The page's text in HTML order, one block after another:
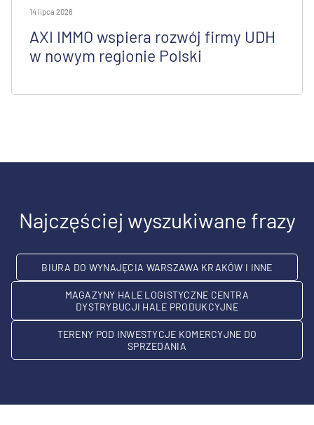
14 lipca 2026
AXI IMMO wspiera rozwój firmy UDH
w nowym regionie Polski
Najczęściej wyszukiwane frazy
BIURA DO WYNAJĘCIA WARSZAWA KRAKÓW I INNE
MAGAZYNY HALE LOGISTYCZNE CENTRA
DYSTRYBUCJI HALE PRODUKCYJNE
TERENY POD INWESTYCJE KOMERCYJNE DO
SPRZEDANIA